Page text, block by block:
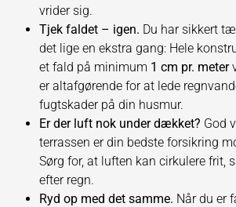
vrider sig.
Tjek faldet – igen. Du har sikkert
det lige en ekstra gang: Hele
et fald på minimum 1 cm pr. meter
er altafgørende for at lede
fugtskader på din husmur.
Er der luft nok under dækket? God
terrassen er din bedste forsikring
Sørg for, at luften kan cirkulere frit,
efter regn.
Ryd op med det samme. Når du er